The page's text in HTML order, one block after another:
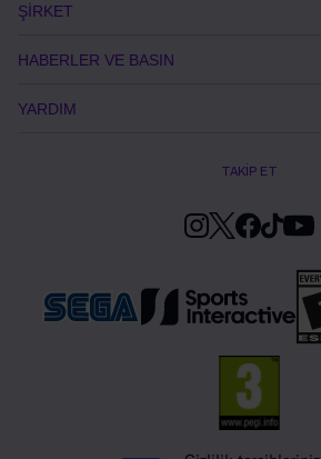
ŞİRKET
HABERLER VE BASIN
YARDIM
TAKİP ET